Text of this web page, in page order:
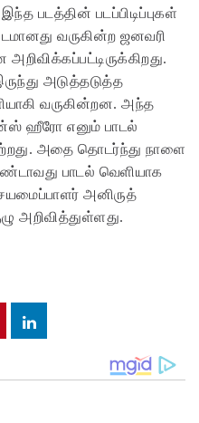
படத்தின் படப்பிடிப்புகள்
வருகின்ற ஜனவரி
அடுத்தடுத்த
வருகின்றன. அந்த
ஹீரோ எனும் பாடல்
அதை தொடர்ந்து நாளை
பாடல் வெளியாக
அனிருத்
அறிவித்துள்ளது.